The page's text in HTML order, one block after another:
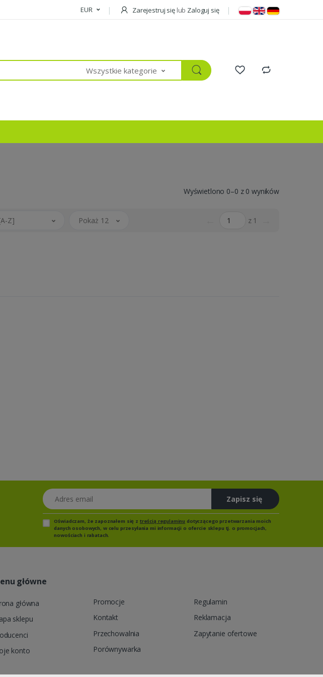
EUR Zarejestruj się lub Zaloguj się
Wszystkie kategorie
Wyświetlono 0–0 z 0 wyników
Z] Pokaż 12 z 1
Adres email
Zapisz się
Oświadczam, że zapoznałem się z treścią regulaminu dotyczącego przetwarzania moich
danych osobowych, w celu przesyłania mi informacji o ofercie sklepu tj. o promocjach,
nowościach i rabatach.
główne
główna
sklepu
konto
Promocje
Kontakt
Przechowalnia
Porównywarka
Regulamin
Reklamacja
Zapytanie ofertowe